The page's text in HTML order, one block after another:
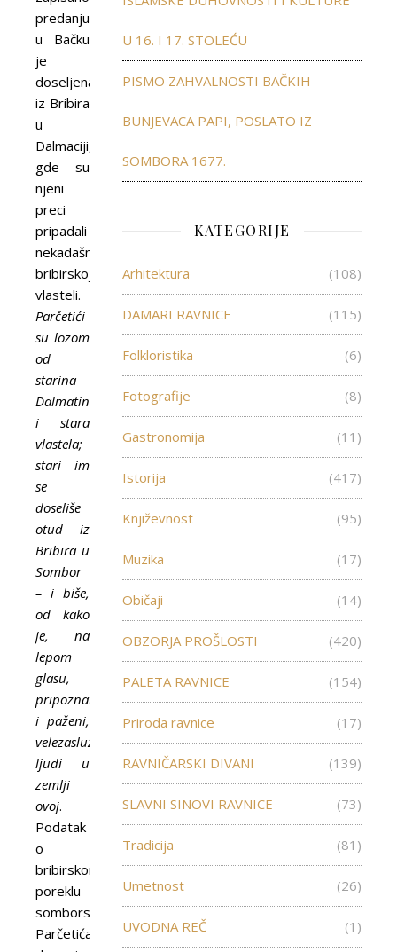
predanju,
u Bačku
je
doseljena
iz Bribira
u
Dalmaciji,
gde su
njeni
preci
pripadali
nekadašnjoj
bribirskoj
vlasteli.
Parčetići
su lozom
od
starina
Dalmatinci
i stara
vlastela;
stari im
se
doseliše
otud iz
Bribira u
Sombor
– i biše,
od kako
je, na
lepom
glasu,
pripoznati
i paženi,
velezaslužni
ljudi u
zemlji
ovoj.
Podatak
o
bribirskom
poreklu
somborskih
Parčetića
U 16. I 17. STOLEĆU
PISMO ZAHVALNOSTI BAČKIH
BUNJEVACA PAPI, POSLATO IZ
SOMBORA 1677.
KATEGORIJE
Arhitektura (108)
DAMARI RAVNICE (115)
Folkloristika (6)
Fotografije (8)
Gastronomija (11)
Istorija (417)
Književnost (95)
Muzika (17)
Običaji (14)
OBZORJA PROŠLOSTI (420)
PALETA RAVNICE (154)
Priroda ravnice (17)
RAVNIČARSKI DIVANI (139)
SLAVNI SINOVI RAVNICE (73)
Tradicija (81)
Umetnost (26)
UVODNA REČ (1)